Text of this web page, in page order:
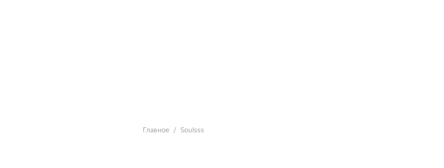
Главное Soulsss